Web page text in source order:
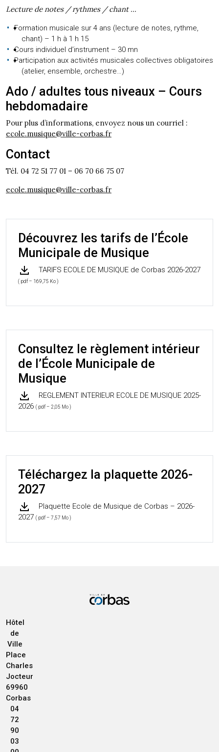
Lecture de notes / rythmes / chant …
Formation musicale sur 4 ans (lecture de notes, rythme,
chant) – 1 h à 1 h 15
Cours individuel d’instrument – 30 mn
Participation aux activités musicales collectives obligatoires
(atelier, ensemble, orchestre…)
Ado / adultes tous niveaux – Cours
hebdomadaire
Pour plus d’informations, envoyez nous un courriel :
ecole.musique@ville-corbas.fr
Contact
Tél. 04 72 51 77 01 – 06 70 66 75 07
ecole.musique@ville-corbas.fr
Découvrez les tarifs de l’École
Municipale de Musique
TARIFS ECOLE DE MUSIQUE de Corbas 2026-2027
( pdf – 169,75 Ko )
Consultez le règlement intérieur
de l’École Municipale de
Musique
REGLEMENT INTERIEUR ECOLE DE MUSIQUE 2025-
2026 ( pdf – 2,05 Mo )
Téléchargez la plaquette 2026-
2027
Plaquette Ecole de Musique de Corbas – 2026-
2027 ( pdf – 7,57 Mo )
Hôtel
de
Ville
Place
Charles
Jocteur
69960
Corbas
04
72
90
03